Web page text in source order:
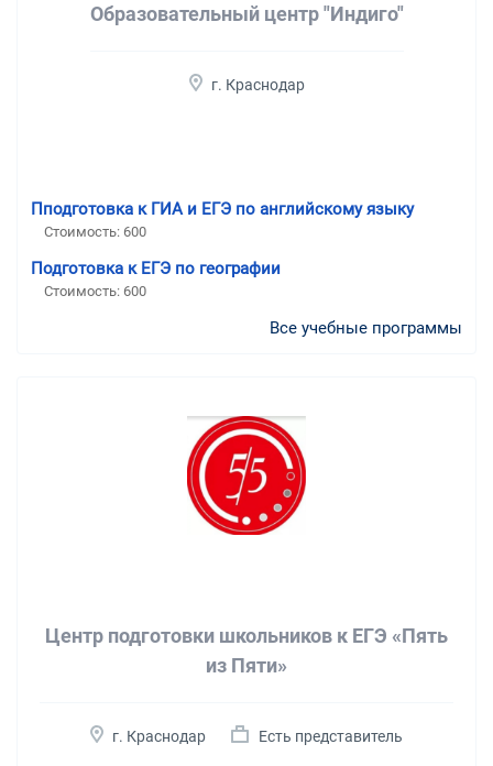
Образовательный центр "Индиго"
г. Краснодар
Пподготовка к ГИА и ЕГЭ по английскому языку
Стоимость: 600
Подготовка к ЕГЭ по географии
Стоимость: 600
Все учебные программы
Центр подготовки школьников к ЕГЭ «Пять
из Пяти»
г. Краснодар Есть представитель